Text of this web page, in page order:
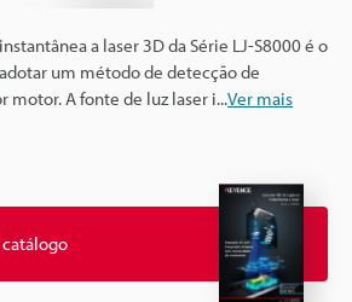
a laser 3D da Série LJ-S8000 é o
um método de detecção de
motor. A fonte de luz laser i...Ver mais
catálogo